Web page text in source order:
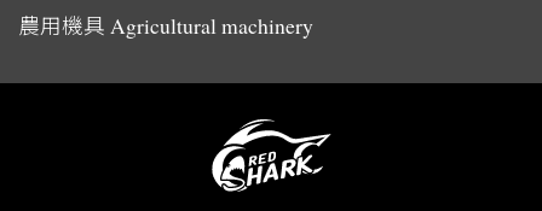
農用機具 Agricultural machinery